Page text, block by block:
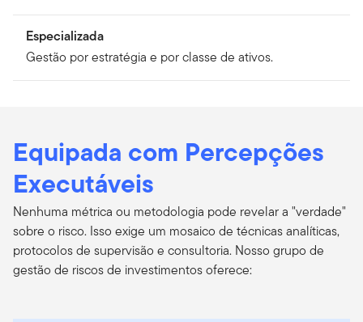
Especializada
Gestão por estratégia e por classe de ativos.
Equipada com Percepções
Executáveis
Nenhuma métrica ou metodologia pode revelar a "verdade"
sobre o risco. Isso exige um mosaico de técnicas analíticas,
protocolos de supervisão e consultoria. Nosso grupo de
gestão de riscos de investimentos oferece: